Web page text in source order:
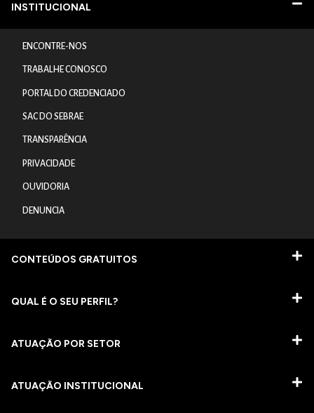
INSTITUCIONAL
ENCONTRE-NOS
TRABALHE CONOSCO
PORTAL DO CREDENCIADO
SAC DO SEBRAE
TRANSPARÊNCIA
PRIVACIDADE
OUVIDORIA
DENUNCIA
CONTEÚDOS GRATUITOS
QUAL É O SEU PERFIL?
ATUAÇÃO POR SETOR
ATUAÇÃO INSTITUCIONAL